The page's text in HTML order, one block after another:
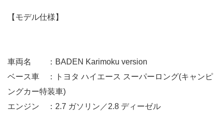
【モデル仕様】
車両名 ：BADEN Karimoku version
ベース車 ：トヨタ ハイエース スーパーロング(キャンピ
ングカー特装車)
エンジン ：2.7 ガソリン／2.8 ディーゼル